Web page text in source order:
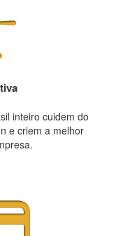
inteiro cuidem do
e criem a melhor